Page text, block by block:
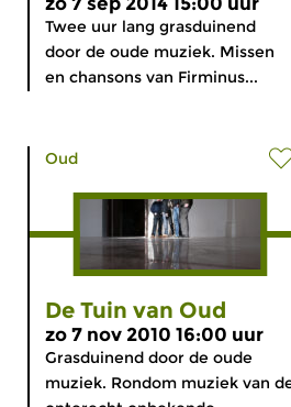
Twee uur lang grasduinend
door de oude muziek. Missen
en chansons van Firminus...
Oud
De Tuin van Oud
zo 7 nov 2010 16:00 uur
Grasduinend door de oude
muziek. Rondom muziek van